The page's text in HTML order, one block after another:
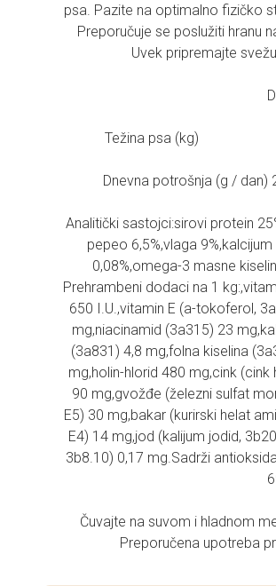
psa. Pazite na optimalno fizičko
Preporučuje se poslužiti hranu
Uvek pripremajte
Težina psa (kg)
Dnevna potrošnja (g /
Analitički sastojci:sirovi protein
pepeo 6,5%,vlaga
0,08%,omega-3 masne
Prehrambeni dodaci na 1
650 I.U.,vitamin E (a-tokoferol,
mg,niacinamid (3a315) 23
(3a831) 4,8 mg,folna kiselina
mg,holin-hlorid 480 mg,cink
90 mg,gvožđe (železni sulfat
E5) 30 mg,bakar (kurirski helat
E4) 14 mg,jod (kalijum jodid,
3b8.10) 0,17 mg.Sadrži
Čuvajte na suvom i hladnom
Preporučena upotreba